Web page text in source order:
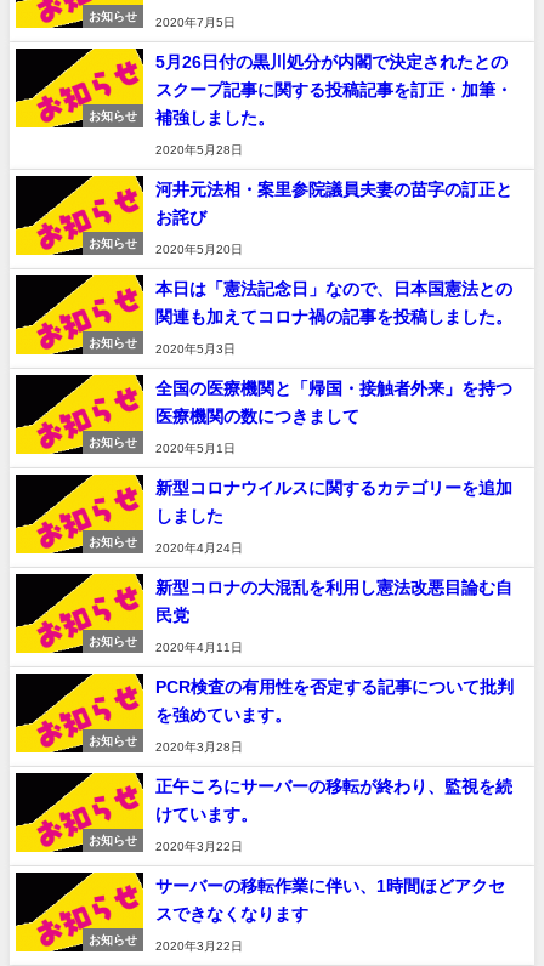
お知らせ
2020年7月5日
お知らせ
5月26日付の黒川処分が内閣で決定されたとの
スクープ記事に関する投稿記事を訂正・加筆・
補強しました。
2020年5月28日
お知らせ
河井元法相・案里参院議員夫妻の苗字の訂正と
お詫び
2020年5月20日
お知らせ
本日は「憲法記念日」なので、日本国憲法との
関連も加えてコロナ禍の記事を投稿しました。
2020年5月3日
お知らせ
全国の医療機関と「帰国・接触者外来」を持つ
医療機関の数につきまして
2020年5月1日
お知らせ
新型コロナウイルスに関するカテゴリーを追加
しました
2020年4月24日
お知らせ
新型コロナの大混乱を利用し憲法改悪目論む自
民党
2020年4月11日
お知らせ
PCR検査の有用性を否定する記事について批判
を強めています。
2020年3月28日
お知らせ
正午ころにサーバーの移転が終わり、監視を続
けています。
2020年3月22日
お知らせ
サーバーの移転作業に伴い、1時間ほどアクセ
スできなくなります
2020年3月22日